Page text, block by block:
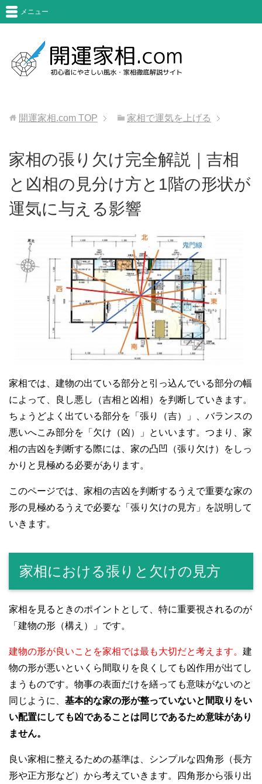
メニュー
開運家相.com TOP 家相で運気を上げる
家相の張り欠け完全解説｜吉相
と凶相の見分け方と1階の形状が
運気に与える影響
家相では、建物の出ている部分と引っ込んでいる部分の幅
によって、良し悪し（吉相と凶相）を判断していきます。
ちょうどよく出ている部分を「張り（吉）」、バランスの
悪いへこみ部分を「欠け（凶）」といいます。つまり、家
相の吉凶を判断する際には、家の凸凹（張り欠け）をしっ
かりと見極める必要があります。
このページでは、家相の吉凶を判断するうえで重要な家の
形の見極めるうえで必要な「張り欠けの見方」を説明して
いきます。
家相における張りと欠けの見方
家相を見るときのポイントとして、特に重要視されるのが
「建物の形（構え）」です。
建物の形が良いことを家相では最も大切だと考えます。 建
物の形が悪いといくら間取りを良くしても凶作用が出てし
まうものです。物事の表面だけを繕っても意味がないのと
同じように、 基本的な家の形が整っていないと間取りをい
い配置にしても凶であることは同じであるため意味があり
ません。
良い家相に整えるための基準は、シンプルな四角形（長方
形や正方形など）から考えていきます。四角形から張り出